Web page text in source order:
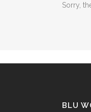
Sorry,
BLU